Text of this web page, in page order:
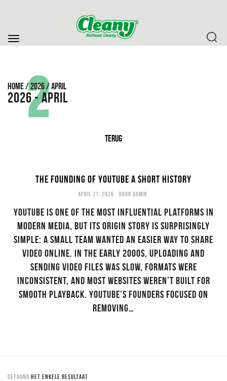
Toggle
navigation
HOME/2026/APRIL
2
2026 - APRIL
TERUG
THE FOUNDING OF YOUTUBE A SHORT HISTORY
APRIL 21, 2026 DOOR ADMIN
YouTube is one of the most influential platforms in
modern media, but its origin story is surprisingly
simple: a small team wanted an easier way to share
video online. In the early 2000s, uploading and
sending video files was slow, formats were
inconsistent, and most websites weren’t built for
smooth playback. YouTube’s founders focused on
removing…
GETOOND HET ENKELE RESULTAAT